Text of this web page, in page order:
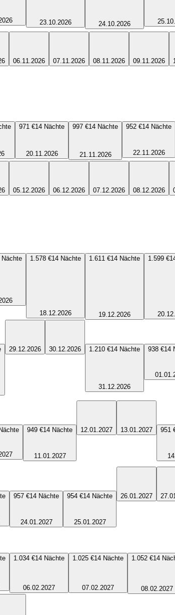
23.10.2026 24.10.2026
06.11.2026 07.11.2026 08.11.2026 09.11.2026
971 €14 Nächte
20.11.2026
997 €14 Nächte
21.11.2026
952 €14 Nächte
22.11.2026
05.12.2026 06.12.2026 07.12.2026 08.12.2026
Nächte 1.578 €14 Nächte
18.12.2026
1.611 €14 Nächte
19.12.2026
1.599 €
29.12.2026 30.12.2026 1.210 €14 Nächte
31.12.2026
938 €14
Nächte 949 €14 Nächte
11.01.2027
12.01.2027 13.01.2027 951
957 €14 Nächte
24.01.2027
954 €14 Nächte
25.01.2027
26.01.2027
1.034 €14 Nächte
06.02.2027
1.025 €14 Nächte
07.02.2027
1.052 €14
08.02.2027